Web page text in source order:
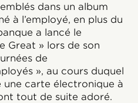
dans un album
à l’employé, en plus du
a lancé le
Great » lors de son
de
», au cours duquel
une carte électronique à
tout de suite adoré.